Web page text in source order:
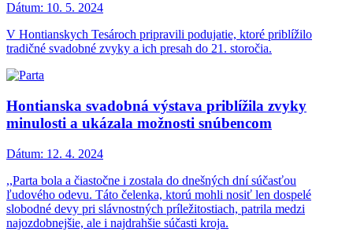
Dátum: 10. 5. 2024
V Hontianskych Tesároch pripravili podujatie, ktoré priblížilo
tradičné svadobné zvyky a ich presah do 21. storočia.
Hontianska svadobná výstava priblížila zvyky
minulosti a ukázala možnosti snúbencom
Dátum: 12. 4. 2024
,,Parta bola a čiastočne i zostala do dnešných dní súčasťou
ľudového odevu. Táto čelenka, ktorú mohli nosiť len dospelé
slobodné devy pri slávnostných príležitostiach, patrila medzi
najozdobnejšie, ale i najdrahšie súčasti kroja.